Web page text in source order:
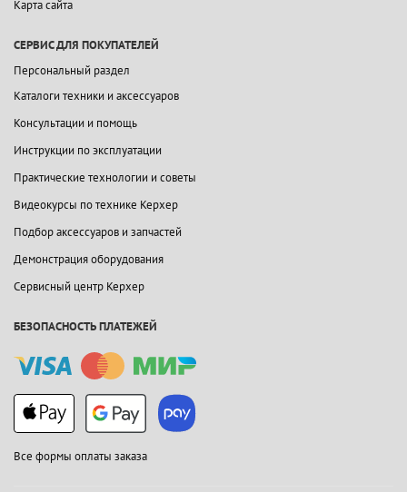
Карта сайта
СЕРВИС ДЛЯ ПОКУПАТЕЛЕЙ
Персональный раздел
Каталоги техники и аксессуаров
Консультации и помощь
Инструкции по эксплуатации
Практические технологии и советы
Видеокурсы по технике Керхер
Подбор аксессуаров и запчастей
Демонстрация оборудования
Сервисный центр Керхер
БЕЗОПАСНОСТЬ ПЛАТЕЖЕЙ
Все формы оплаты заказа